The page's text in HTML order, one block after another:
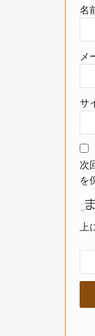
名
メ
サ
次
を
上